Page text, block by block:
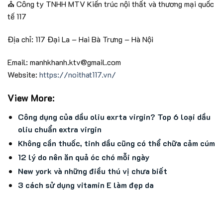
⛪Công ty TNHH MTV Kiến trúc nội thất và thương mại quốc
tế 117
Địa chỉ: 117 Đại La – Hai Bà Trưng – Hà Nội
Email: manhkhanh.ktv@gmail.com
Website: https://noithat117.vn/
View More:
Công dụng của dầu oliu exrta virgin? Top 6 loại dầu
oliu chuẩn extra virgin
Không cần thuốc, tinh dầu cũng có thể chữa cảm cúm
12 lý do nên ăn quả óc chó mỗi ngày
New york và những điều thú vị chưa biết
3 cách sử dụng vitamin E làm đẹp da